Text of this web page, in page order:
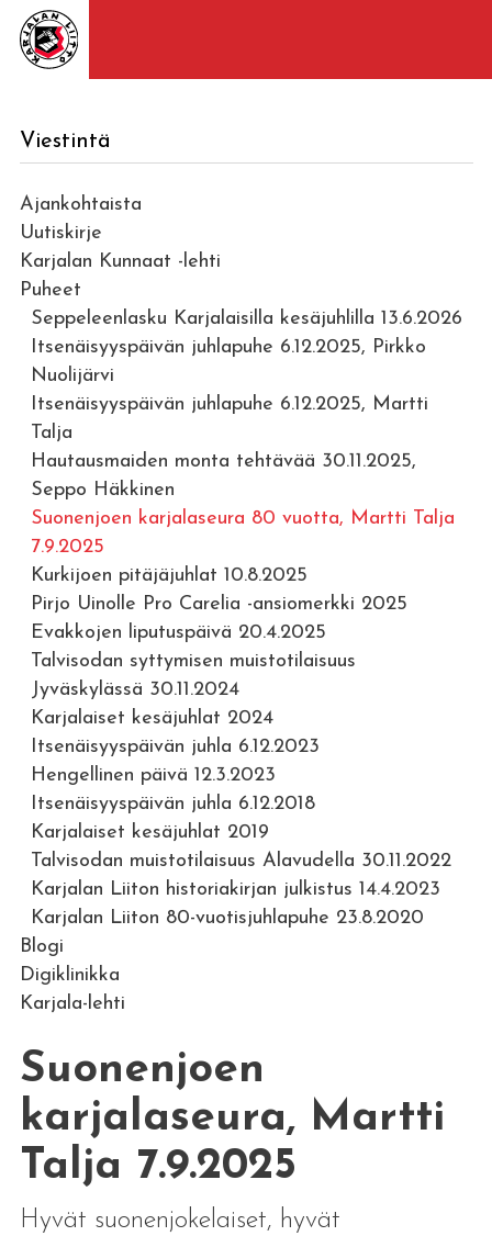
Viestintä
Ajankohtaista
Uutiskirje
Karjalan Kunnaat -lehti
Puheet
Seppeleenlasku Karjalaisilla kesäjuhlilla 13.6.2026
Itsenäisyyspäivän juhlapuhe 6.12.2025, Pirkko
Nuolijärvi
Itsenäisyyspäivän juhlapuhe 6.12.2025, Martti
Talja
Hautausmaiden monta tehtävää 30.11.2025,
Seppo Häkkinen
Suonenjoen karjalaseura 80 vuotta, Martti Talja
7.9.2025
Kurkijoen pitäjäjuhlat 10.8.2025
Pirjo Uinolle Pro Carelia -ansiomerkki 2025
Evakkojen liputuspäivä 20.4.2025
Talvisodan syttymisen muistotilaisuus
Jyväskylässä 30.11.2024
Karjalaiset kesäjuhlat 2024
Itsenäisyyspäivän juhla 6.12.2023
Hengellinen päivä 12.3.2023
Itsenäisyyspäivän juhla 6.12.2018
Karjalaiset kesäjuhlat 2019
Talvisodan muistotilaisuus Alavudella 30.11.2022
Karjalan Liiton historiakirjan julkistus 14.4.2023
Karjalan Liiton 80-vuotisjuhlapuhe 23.8.2020
Blogi
Digiklinikka
Karjala-lehti
Suonenjoen
karjalaseura, Martti
Talja 7.9.2025
Hyvät suonenjokelaiset, hyvät